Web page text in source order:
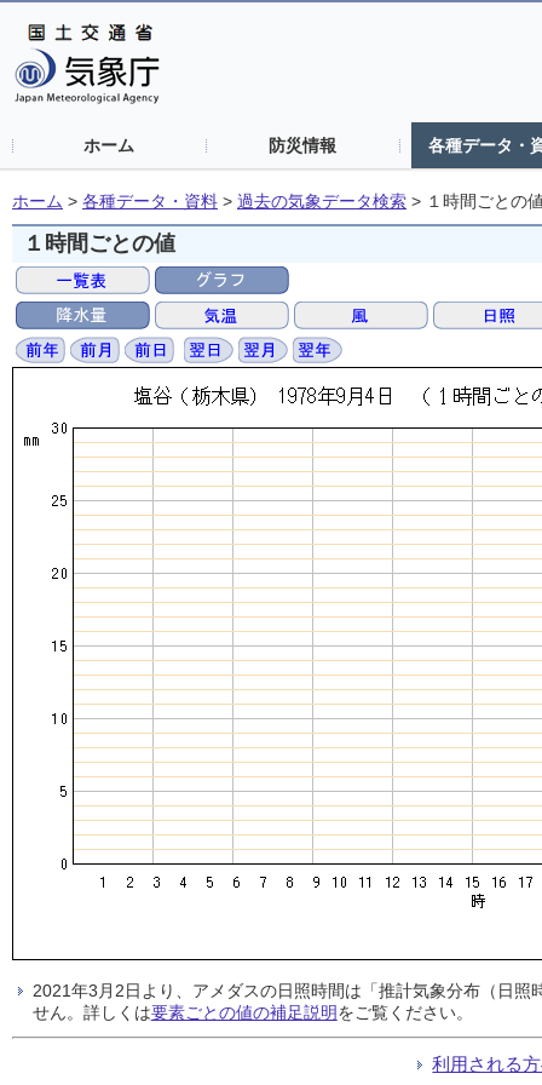
ホーム 防災情報 各種データ・
ホーム > 各種データ・資料 > 過去の気象データ検索 > １時間ごとの
１時間ごとの値
2021年3月2日より、アメダスの日照時間は「推計気象分布（日
せん。詳しくは要素ごとの値の補足説明をご覧ください。
利用される